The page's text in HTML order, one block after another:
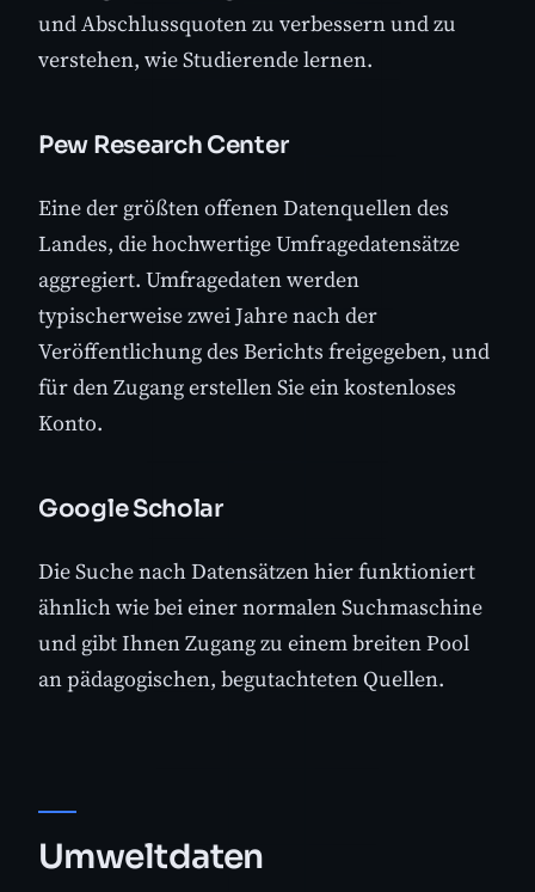
und Abschlussquoten zu verbessern und zu
verstehen, wie Studierende lernen.
Pew Research Center
Eine der größten offenen Datenquellen des
Landes, die hochwertige Umfragedatensätze
aggregiert. Umfragedaten werden
typischerweise zwei Jahre nach der
Veröffentlichung des Berichts freigegeben, und
für den Zugang erstellen Sie ein kostenloses
Konto.
Google Scholar
Die Suche nach Datensätzen hier funktioniert
ähnlich wie bei einer normalen Suchmaschine
und gibt Ihnen Zugang zu einem breiten Pool
an pädagogischen, begutachteten Quellen.
Umweltdaten